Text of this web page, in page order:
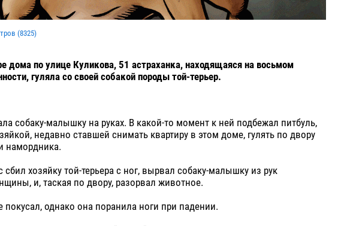
(8325)
дома по улице Куликова, 51 астраханка, находящаяся на восьмом
гуляла со своей собакой породы той-терьер.
собаку-малышку на руках. В какой-то момент к ней подбежал питбуль,
недавно ставшей снимать квартиру в этом доме, гулять по двору
намордника.
сбил хозяйку той-терьера с ног, вырвал собаку-малышку из рук
и, таская по двору, разорвал животное.
однако она поранила ноги при падении.